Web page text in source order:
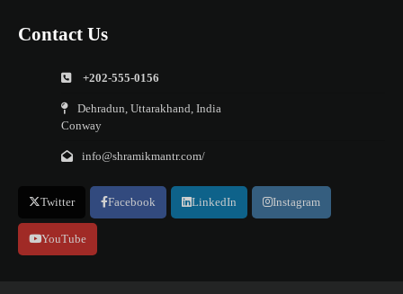
Contact Us
+202-555-0156
Dehradun, Uttarakhand, India
Conway
info@shramikmantr.com/
Twitter Facebook LinkedIn Instagram
YouTube